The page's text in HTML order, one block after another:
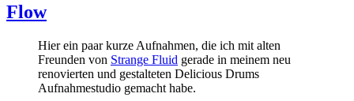
Flow
Hier ein paar kurze Aufnahmen, die ich mit alten
Freunden von Strange Fluid gerade in meinem neu
renovierten und gestalteten Delicious Drums
Aufnahmestudio gemacht habe.